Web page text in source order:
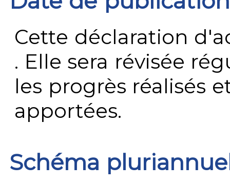
Cette déclaration
. Elle sera révisée
les progrès réalisés
apportées.
Schéma